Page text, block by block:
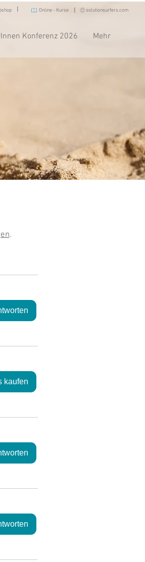
Konferenz 2026 Mehr
I
Online - Kurse
I solutionsurfers.com
.
kaufen